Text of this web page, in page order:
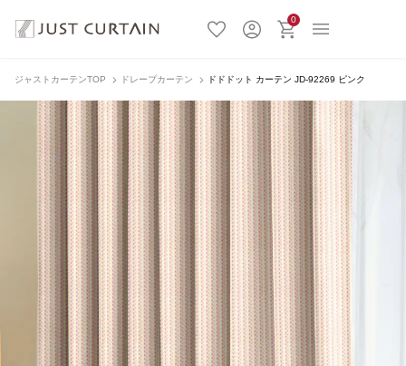
0
ジャストカーテンTOP ドレープカーテン ドドドット カーテン JD-92269 ピンク